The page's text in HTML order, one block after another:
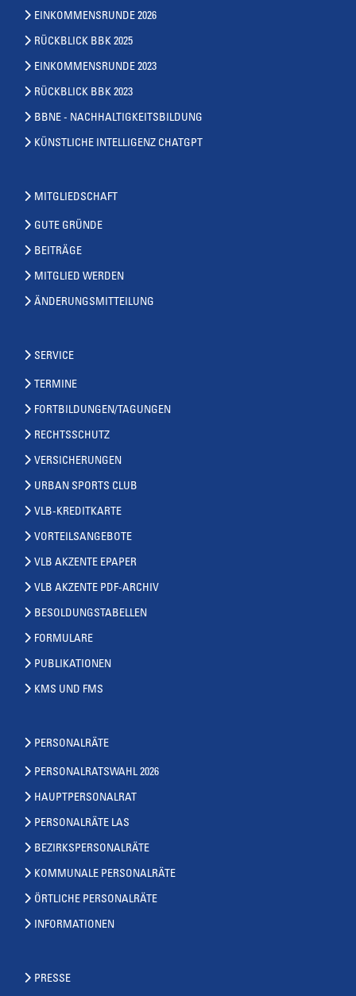
EINKOMMENSRUNDE 2026
RÜCKBLICK BBK 2025
EINKOMMENSRUNDE 2023
RÜCKBLICK BBK 2023
BBNE - NACHHALTIGKEITSBILDUNG
KÜNSTLICHE INTELLIGENZ CHATGPT
MITGLIEDSCHAFT
GUTE GRÜNDE
BEITRÄGE
MITGLIED WERDEN
ÄNDERUNGSMITTEILUNG
SERVICE
TERMINE
FORTBILDUNGEN/TAGUNGEN
RECHTSSCHUTZ
VERSICHERUNGEN
URBAN SPORTS CLUB
VLB-KREDITKARTE
VORTEILSANGEBOTE
VLB AKZENTE EPAPER
VLB AKZENTE PDF-ARCHIV
BESOLDUNGSTABELLEN
FORMULARE
PUBLIKATIONEN
KMS UND FMS
PERSONALRÄTE
PERSONALRATSWAHL 2026
HAUPTPERSONALRAT
PERSONALRÄTE LAS
BEZIRKSPERSONALRÄTE
KOMMUNALE PERSONALRÄTE
ÖRTLICHE PERSONALRÄTE
INFORMATIONEN
PRESSE